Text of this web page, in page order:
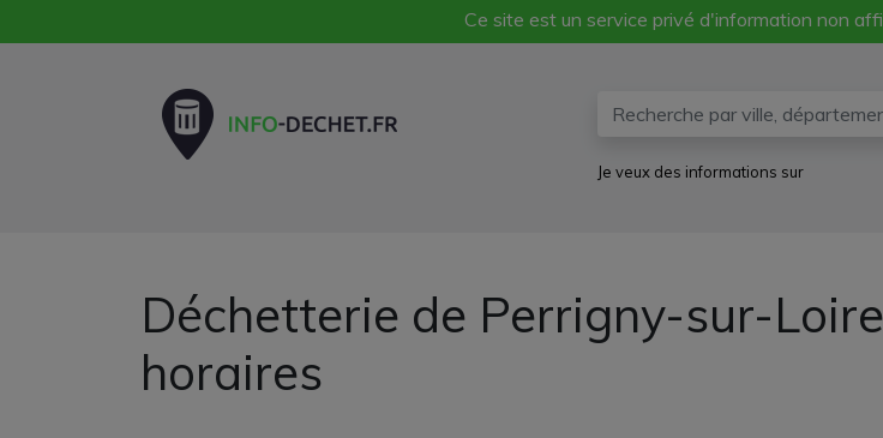
Ce site est un service privé d'information non
Je veux des informations sur
Déchetterie de Perrigny-sur-
horaires